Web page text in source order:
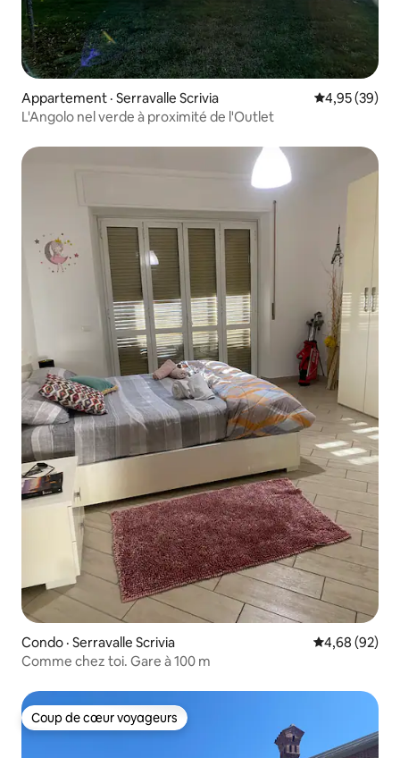
Appartement · Serravalle Scrivia Note
4,95 (39)
L'Angolo nel verde à proximité de l'Outlet
Condo · Serravalle Scrivia Note
4,68 (92)
Comme chez toi. Gare à 100 m
Coup de cœur voyageurs
Coup de cœur voyageurs